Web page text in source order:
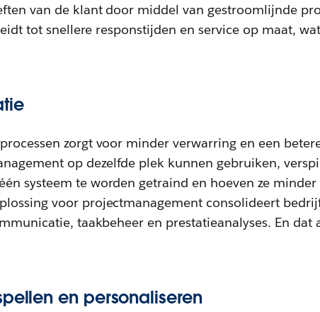
van de klant door middel van gestroomlijnde
tot snellere responstijden en service op maat,
zorgt voor minder verwarring en een
op dezelfde plek kunnen gebruiken,
systeem te worden getraind en hoeven ze
voor projectmanagement consolideert
taakbeheer en prestatieanalyses. En dat
en personaliseren